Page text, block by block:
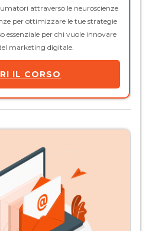
attraverso le neuroscienze
per ottimizzare le tue strategie
essenziale per chi vuole innovare
marketing digitale.
IL CORSO